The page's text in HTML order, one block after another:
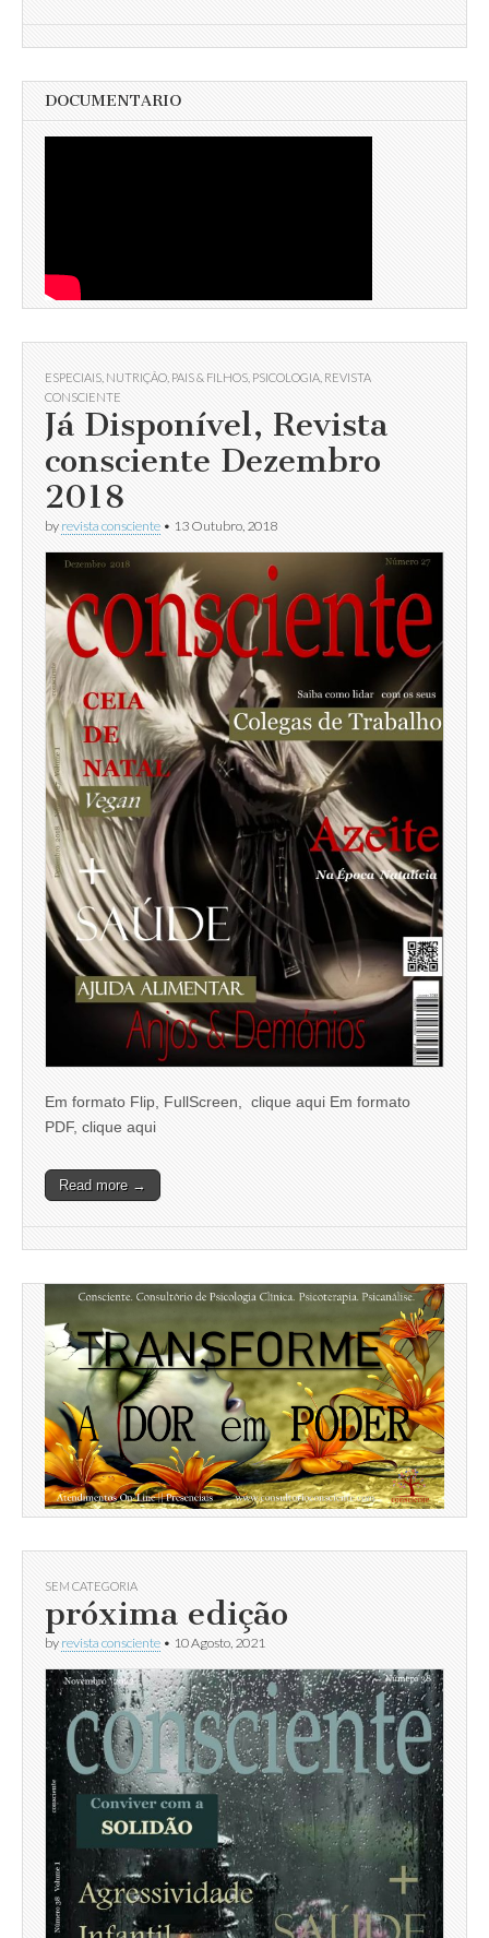
DOCUMENTARIO
ESPECIAIS NUTRIÇÃO PAIS & FILHOS PSICOLOGIA REVISTA
CONSCIENTE
Já Disponível, Revista
consciente Dezembro
2018
by revista consciente • 13 Outubro, 2018
Em formato Flip, FullScreen, clique aqui Em formato
PDF, clique aqui
Read more →
SEM CATEGORIA
próxima edição
by revista consciente • 10 Agosto, 2021